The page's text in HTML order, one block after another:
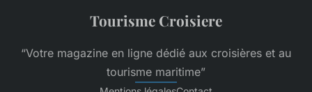
Tourisme Croisiere
“Votre magazine en ligne dédié aux croisières et au
tourisme maritime”